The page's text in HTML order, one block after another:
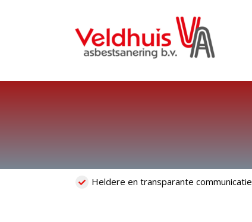
Heldere en transparante communicatie